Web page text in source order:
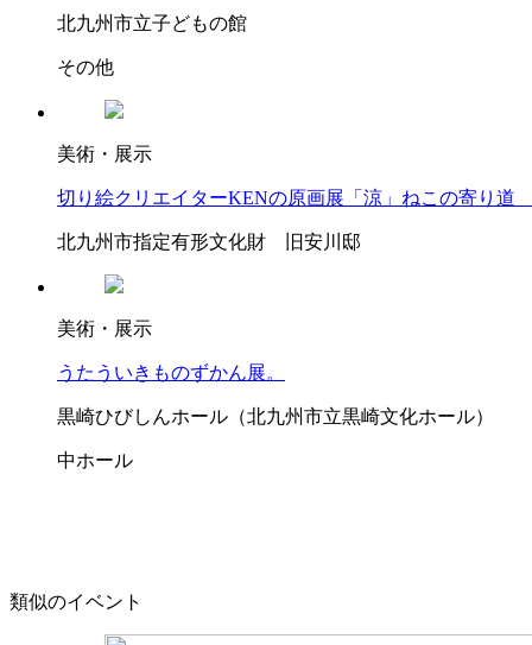
北九州市立子どもの館
その他
美術・展示
切り絵クリエイターKENの原画展「涼」ねこの寄り道
北九州市指定有形文化財 旧安川邸
美術・展示
うたういきものずかん展。
黒崎ひびしんホール（北九州市立黒崎文化ホール）
中ホール
類似のイベント